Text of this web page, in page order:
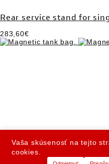
Rear service stand for
283,60€
270,93€
Vaša skúsenosť na tejto
cookies.